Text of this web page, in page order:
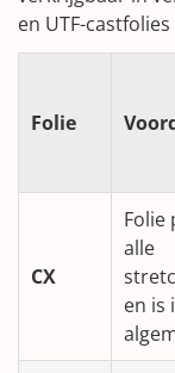
en UTF-castfolies
Folie
CX
Folie
alle
en is